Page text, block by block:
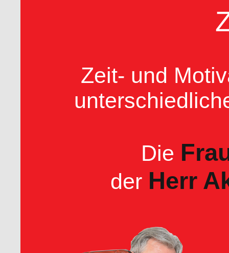
Zeit- und
Die
der Herr